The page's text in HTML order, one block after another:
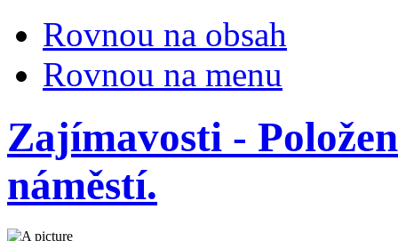
Rovnou na obsah
Rovnou na menu
Zajímavosti -
náměstí.